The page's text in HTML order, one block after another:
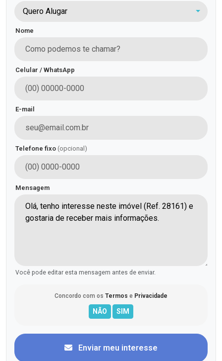
Quero Alugar
Nome
Celular / WhatsApp
E-mail
Telefone fixo (opcional)
Mensagem
Você pode editar esta mensagem antes de enviar.
Concordo com os Termos e Privacidade
Enviar meu interesse